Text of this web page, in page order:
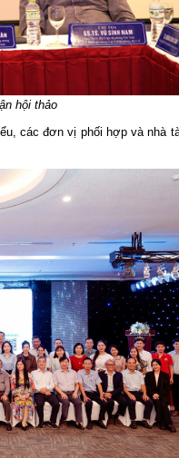
hội thảo
các đơn vị phối hợp và nhà